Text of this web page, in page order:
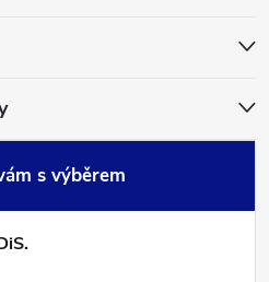
s výběrem